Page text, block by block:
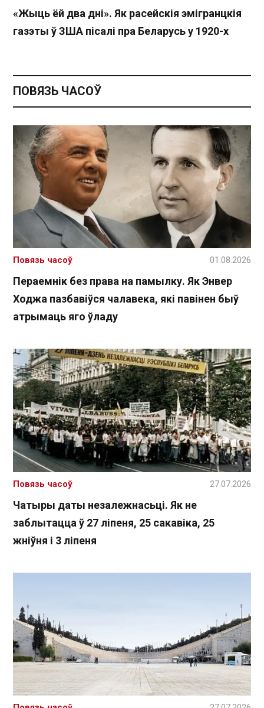
«Жыць ёй два дні». Як расейскія эмігранцкія
газэты ў ЗША пісалі пра Беларусь у 1920-х
ПОВЯЗЬ ЧАСОЎ
Пераемнік без права на памылку. Як Энвер
Ходжа пазбавіўся чалавека, які павінен быў
атрымаць яго ўладу
Повязь часоў 01.08.2026
Чатыры даты незалежнасьці. Як не
заблытацца ў 27 ліпеня, 25 сакавіка, 25
жніўня і 3 ліпеня
Повязь часоў 27.07.2026